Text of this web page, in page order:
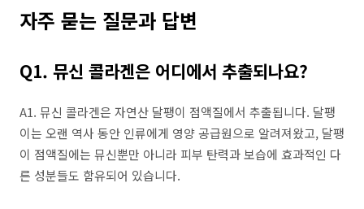
자주 묻는 질문과 답변
Q1. 뮤신 콜라겐은 어디에서 추출되나요?
A1. 뮤신 콜라겐은 자연산 달팽이 점액질에서 추출됩니다. 달팽
이는 오랜 역사 동안 인류에게 영양 공급원으로 알려져왔고, 달팽
이 점액질에는 뮤신뿐만 아니라 피부 탄력과 보습에 효과적인 다
른 성분들도 함유되어 있습니다.